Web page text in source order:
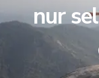
nur